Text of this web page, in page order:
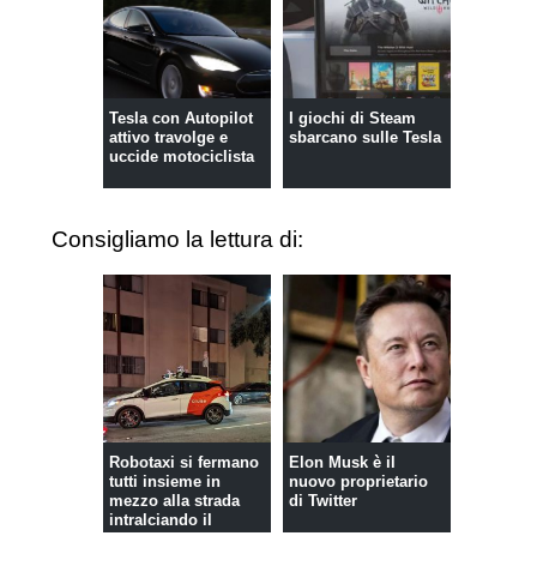
Tesla con Autopilot
attivo travolge e
uccide motociclista
I giochi di Steam
sbarcano sulle Tesla
Consigliamo la lettura di:
Robotaxi si fermano
tutti insieme in
mezzo alla strada
intralciando il
Elon Musk è il
nuovo proprietario
di Twitter